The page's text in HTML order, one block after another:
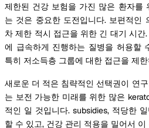
제한된 건강 보험을 가진 많은 환자를
는 것은 중요한 도전입니다. 보편적인
차 제한 적시 접근을 위한 긴 대기 시
에 급속하게 진행하는 질병을 허용할
특히 저소득층 그룹에 대한 접근을 제
새로운 더 적은 침략적인 선택권이 연
는 보전 가능한 미래를 위한 많은
적인 일 것입니다. subsidies, 적당한
할 수 있고, 건강 관리 적용을 밀어서